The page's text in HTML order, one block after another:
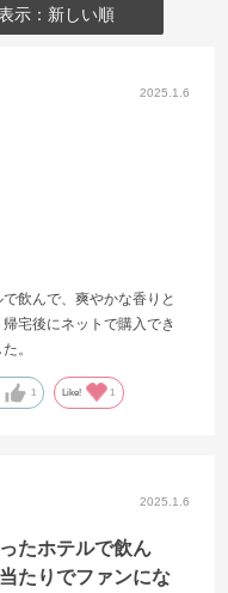
示：新しい順
2025.1.6
飲んで、爽やかな香りと
宅後にネットで購入でき
。
1 Like! 1
2025.1.6
たホテルで飲ん
たりでファンにな